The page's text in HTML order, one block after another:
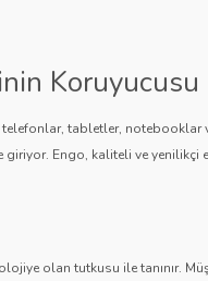
Koruyucusu
telefonlar, tabletler,
giriyor. Engo, kaliteli ve yenilikçi
olan tutkusu ile tanınır.